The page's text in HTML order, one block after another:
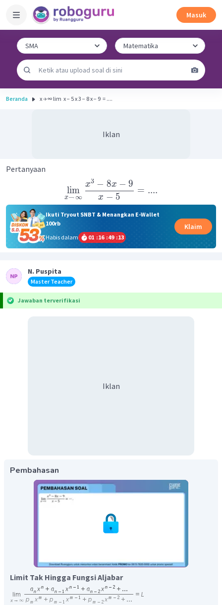
Masuk
Beranda x → ∞ lim ​ x − 5 x 3 − 8 x − 9 ​ = ....
Iklan
Pertanyaan
x→∞
lim
x − 5
x3 − 8x − 9
= ....
Ikuti Tryout SNBT & Menangkan E-Wallet
100rb
Habis dalam
01 :16 :49 :12
Klaim
N. Puspita
Master Teacher
Jawaban terverifikasi
Iklan
Pembahasan
Limit Tak Hingga Fungsi Aljabar